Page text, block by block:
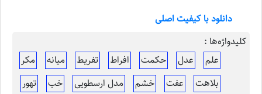
دانلود با کیفیت اصلی
کلیدواژه‌ها :
علم
عدل حکمت افراط تفریط میانه
مکر
بلاهت
عفت خشم مدل ارسطویی خب تهور